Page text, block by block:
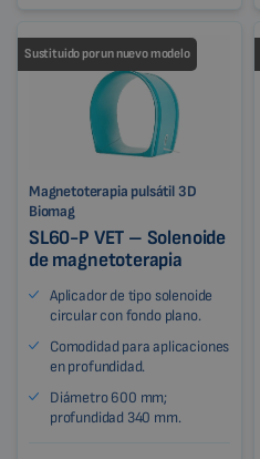
Sustituido por un nuevo modelo
Magnetoterapia pulsátil 3D
Biomag
SL60-P VET – Solenoide
de magnetoterapia
Aplicador de tipo solenoide
circular con fondo plano.
Comodidad para aplicaciones
en profundidad.
Diámetro 600 mm;
profundidad 340 mm.